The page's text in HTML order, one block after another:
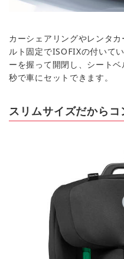
カーシェアリングやレンタ
ルト固定でISOFIXの付いて
ーを握って開閉し、シート
秒で車にセットできます。
スリムサイズだから